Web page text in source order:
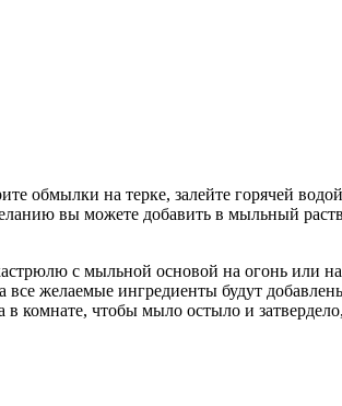
обмылки на терке, залейте горячей
вы можете добавить в мыльный
с мыльной основой на огонь или
все желаемые ингредиенты будут
комнате, чтобы мыло остыло и